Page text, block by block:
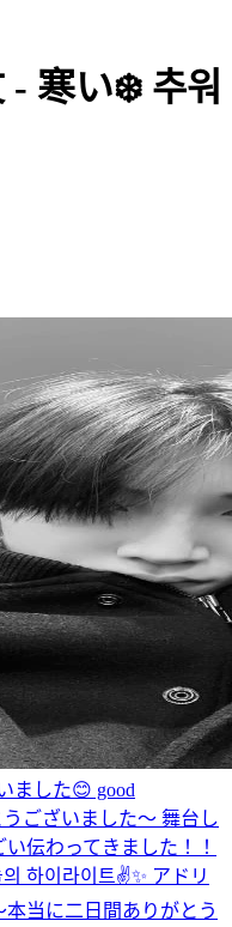
寒い❄️ 추워
ました😊 good
ございました〜 舞台し
伝わってきました！！
의 하이라이트✌️✨ アドリ
本当に二日間ありがとう